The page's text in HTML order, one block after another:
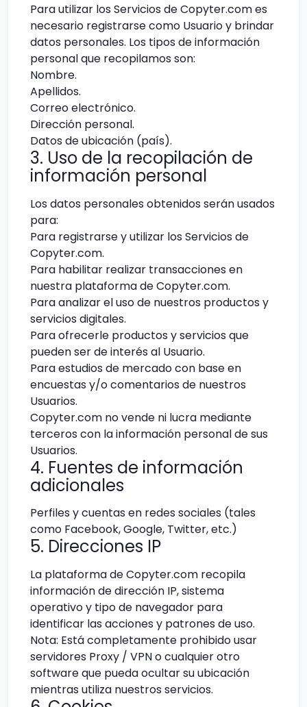
Para utilizar los Servicios de Copyter.com es
necesario registrarse como Usuario y brindar
datos personales. Los tipos de información
personal que recopilamos son:
Nombre.
Apellidos.
Correo electrónico.
Dirección personal.
Datos de ubicación (país).
3. Uso de la recopilación de
información personal
Los datos personales obtenidos serán usados
para:
Para registrarse y utilizar los Servicios de
Copyter.com.
Para habilitar realizar transacciones en
nuestra plataforma de Copyter.com.
Para analizar el uso de nuestros productos y
servicios digitales.
Para ofrecerle productos y servicios que
pueden ser de interés al Usuario.
Para estudios de mercado con base en
encuestas y/o comentarios de nuestros
Usuarios.
Copyter.com no vende ni lucra mediante
terceros con la información personal de sus
Usuarios.
4. Fuentes de información
adicionales
Perfiles y cuentas en redes sociales (tales
como Facebook, Google, Twitter, etc.)
5. Direcciones IP
La plataforma de Copyter.com recopila
información de dirección IP, sistema
operativo y tipo de navegador para
identificar las acciones y patrones de uso.
Nota: Está completamente prohibido usar
servidores Proxy / VPN o cualquier otro
software que pueda ocultar su ubicación
mientras utiliza nuestros servicios.